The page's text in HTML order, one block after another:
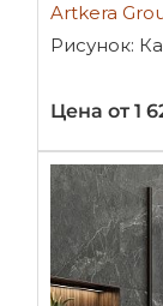
Artkera
Рисунок:
Цена от 1